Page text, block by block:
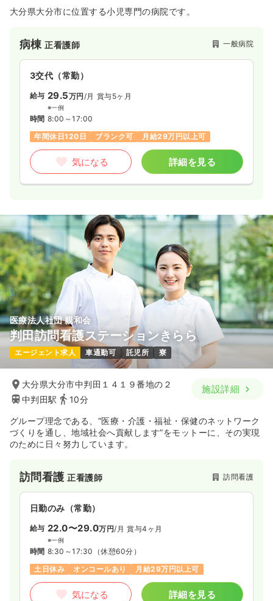
時間 8:30～17:30（休憩60分）
気になる 詳細を見る
大分県大分市に位置する小児専門の病院です。
病棟正看護師 一般病院
3交代（常勤）
給与 29.5万円 /月 賞与5ヶ月
※一例
時間 8:00～17:00
年間休日120日
ブランク可 月給29万円以上可
気になる 詳細を見る
医療法人社団 親和会
判田訪問看護ステーションきらら
エージェント求人 車通勤可 託児所 寮
大分県大分市中判田１４１９番地の２
中判田駅
10分
施設詳細
グループ理念である、“医療・介護・福祉・保健のネットワーク
づくりを通し、地域社会へ貢献します”をモットーに、その実現
のために日々努力しています。
訪問看護正看護師 訪問看護
日勤のみ（常勤）
給与 22.0〜29.0万円/月 賞与4ヶ月
※一例
時間 8:30～17:30 （休憩60分）
土日休み
オンコールあり 月給29万円以上可
気になる 詳細を見る